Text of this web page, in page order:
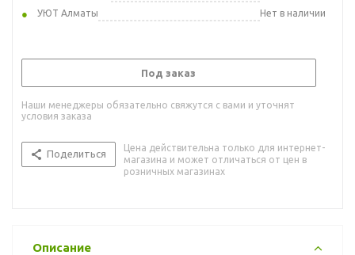
УЮТ Алматы
Нет в наличии
Под заказ
Наши менеджеры обязательно свяжутся с вами и уточнят
условия заказа
Поделиться
Цена действительна только для интернет-
магазина и может отличаться от цен в
розничных магазинах
Описание